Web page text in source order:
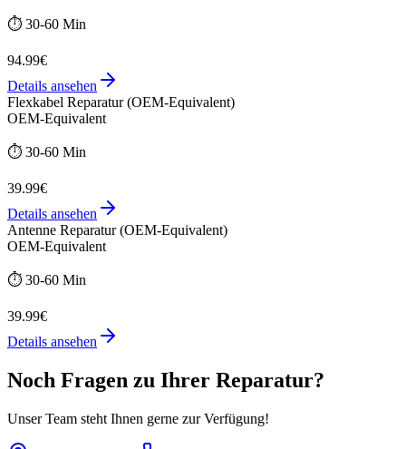
⏱️ 30-60 Min
94.99€
Details ansehen
Flexkabel Reparatur (OEM-Equivalent)
OEM-Equivalent
⏱️ 30-60 Min
39.99€
Details ansehen
Antenne Reparatur (OEM-Equivalent)
OEM-Equivalent
⏱️ 30-60 Min
39.99€
Details ansehen
Noch Fragen zu Ihrer Reparatur?
Unser Team steht Ihnen gerne zur Verfügung!